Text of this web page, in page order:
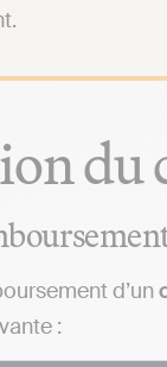
du
d’un
: